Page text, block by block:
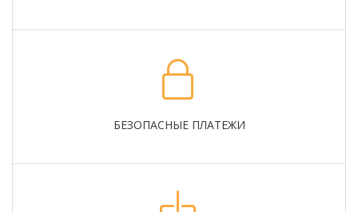
БЕЗОПАСНЫЕ ПЛАТЕЖИ